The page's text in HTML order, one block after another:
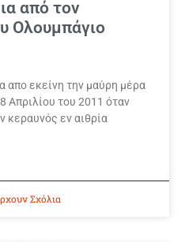
από τον
Ολουμπάγιο
απο εκείνη την μαύρη μέρα
του 2011 όταν
κεραυνός εν αιθρία
Σχόλια